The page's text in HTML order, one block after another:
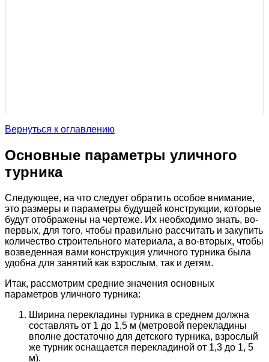
Вернуться к оглавлению
Основные параметры уличного
турника
Следующее, на что следует обратить особое внимание,
это размеры и параметры будущей конструкции, которые
будут отображены на чертеже. Их необходимо знать, во-
первых, для того, чтобы правильно рассчитать и закупить
количество строительного материала, а во-вторых, чтобы
возведенная вами конструкция уличного турника была
удобна для занятий как взрослым, так и детям.
Итак, рассмотрим средние значения основных
параметров уличного турника:
Ширина перекладины турника в среднем должна
составлять от 1 до 1,5 м (метровой перекладины
вполне достаточно для детского турника, взрослый
же турник оснащается перекладиной от 1,3 до 1, 5
м).